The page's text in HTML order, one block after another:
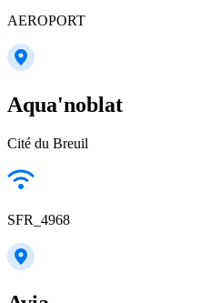
AEROPORT
Aqua'noblat
Cité du Breuil
SFR_4968